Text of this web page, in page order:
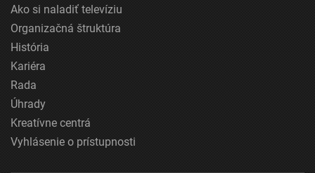
Ako si naladiť televíziu
Organizačná štruktúra
História
Kariéra
Rada
Úhrady
Kreatívne centrá
Vyhlásenie o prístupnosti